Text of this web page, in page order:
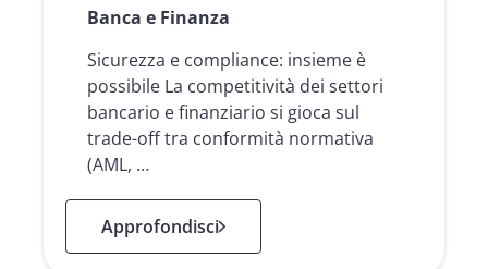
Banca e Finanza
Sicurezza e compliance: insieme è
possibile La competitività dei settori
bancario e finanziario si gioca sul
trade-off tra conformità normativa
(AML, …
Approfondisci
: Banca e Finanza